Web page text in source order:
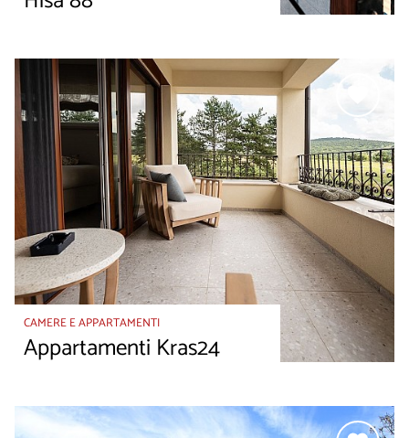
CAMERE E APPARTAMENTI
Appartamenti Kras24